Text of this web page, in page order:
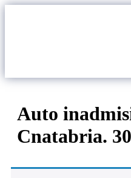
Auto
Cnatabria.